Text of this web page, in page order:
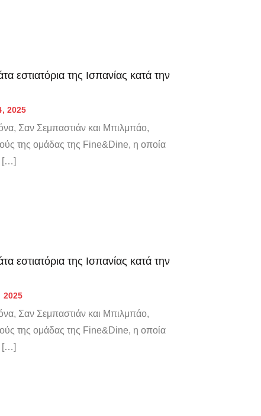
εστιατόρια της Ισπανίας κατά την
2025
Σαν Σεμπαστιάν και Μπιλμπάο,
της ομάδας της Fine&Dine, η οποία
[…]
εστιατόρια της Ισπανίας κατά την
2025
Σαν Σεμπαστιάν και Μπιλμπάο,
της ομάδας της Fine&Dine, η οποία
[…]